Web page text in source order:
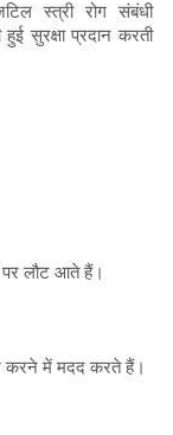
स्त्री रोग संबंधी
सुरक्षा प्रदान करती
पर लौट आते हैं।
करने में मदद करते हैं।